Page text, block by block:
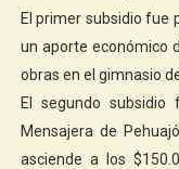
El primer subsidio fue
un aporte económico
obras en el gimnasio
El segundo subsidio
Mensajera de
asciende a los